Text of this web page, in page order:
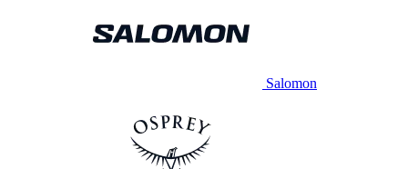
Salomon